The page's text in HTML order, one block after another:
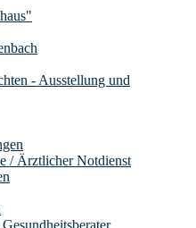
- Ausstellung und
/ Ärztlicher Notdienst